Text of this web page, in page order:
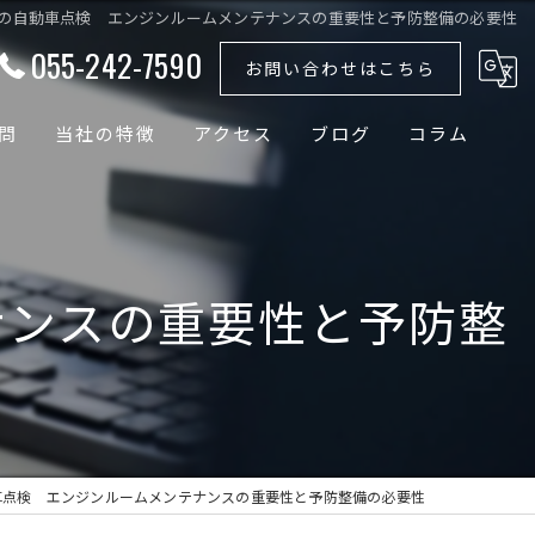
自動車点検 エンジンルームメンテナンスの重要性と予防整備の必要性
055-242-7590 お問い合わせはこちら
当社の特徴
国産車
ドイツ車
輸入車
バッテリー
アクセス ブログ コラム
スの重要性と予防整
検 エンジンルームメンテナンスの重要性と予防整備の必要性